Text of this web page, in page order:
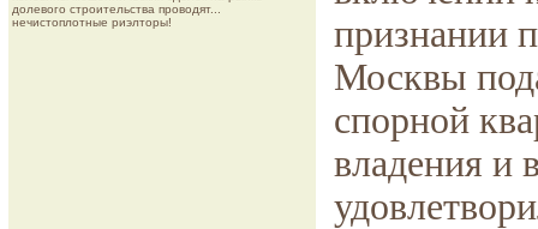
долевого строительства проводят...
нечистоплотные риэлторы!
признании
Москвы
спорной
владения и